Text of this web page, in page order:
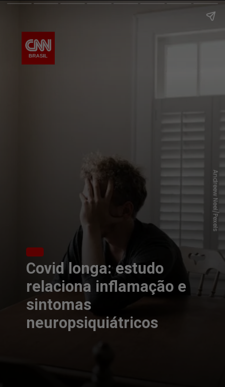
Covid longa: estudo
relaciona inflamação e
sintomas
neuropsiquiátricos
Andreew Neel/Pexels